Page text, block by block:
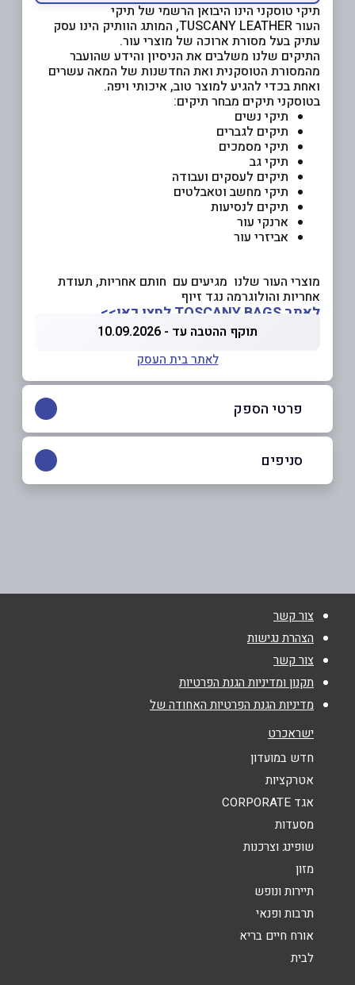
תיקי טוסקני הינו היבואן הרשמי של תיקי
העור TUSCANY LEATHER, המותג הוותיק הינו עסק
עתיק בעל מסורת ארוכה של מוצרי עור.
התיקים שלנו משלבים את הניסיון והידע שהועבר
מהמסורת הטוסקנית ואת החדשנות של המאה עשרים
ואחת בכדי להגיע למוצר טוב, איכותי ויפה.
בטוסקני תיקים מבחר תיקים:
תיקי נשים
תיקים לגברים
תיקי מסמכים
תיקי גב
תיקים לעסקים ועבודה
תיקי מחשב וטאבלטים
תיקים לנסיעות
ארנקי עור
אביזרי עור
מוצרי העור שלנו מגיעים עם חותם אחריות, תעודת
אחריות והולוגרמה נגד זיוף
לאתר TOSCANY BAGS לחצו כאן>>
תוקף ההטבה עד - 10.09.2026
לאתר בית העסק
פרטי הספק
באתר
טלפון*
אנא חזרו אלי בקשר ל...
הודעה
סניפים
צור קשר
הצהרת נגישות
צור קשר
תקנון ומדיניות הגנת הפרטיות
מדיניות הגנת הפרטיות האחודה של
ישראכרט
חדש במועדון
אטרקציות
אגד CORPORATE
מסעדות
שופינג וצרכנות
מזון
תיירות ונופש
תרבות ופנאי
אורח חיים בריא
לבית